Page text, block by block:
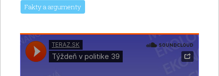
Fakty a argumenty